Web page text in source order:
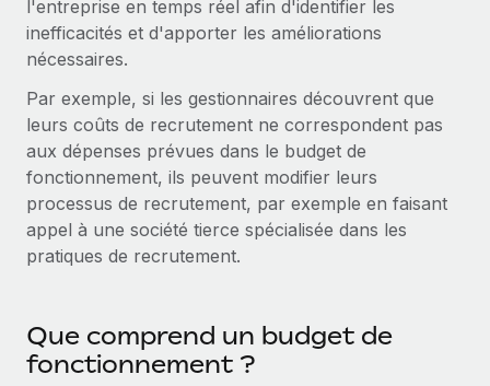
SERVICES
Demandez aux experts
Recevez des conseils d’experts sur les RH à
l’international et la conformité
Contrôles d’antécédents
Simplifiez vos processus de présélection des
candidats
Gardez un temps d’avance sur les risques en
matière de conformité
Devenir partenaire
Explorez avec nous vos opportunités de partenariat
Remote Build Bientôt disponible
Conseil en intégrations et automatisations assistées par
l’IA
ÉTUDES DE CAS
Salle de presse
Données sur les salaires et les talents
Centre de ressources
Obtenir de l’aide
Voir toutes les ressources
EOR et PEO
l'entreprise en temps réel afin d'identifier les
inefficacités et d'apporter les améliorations
nécessaires.
Par exemple, si les gestionnaires découvrent que
leurs coûts de recrutement ne correspondent pas
aux dépenses prévues dans le budget de
fonctionnement, ils peuvent modifier leurs
processus de recrutement, par exemple en faisant
appel à une société tierce spécialisée dans les
pratiques de recrutement.
Que comprend un budget de
fonctionnement ?